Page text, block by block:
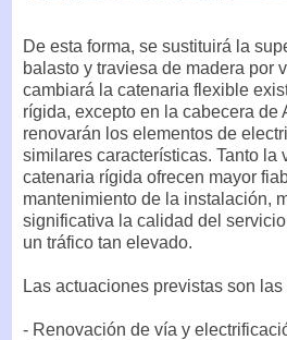
De esta forma, se sustituirá la
balasto y traviesa de madera por
cambiará la catenaria flexible
rígida, excepto en la cabecera de
renovarán los elementos de
similares características. Tanto la
catenaria rígida ofrecen mayor
mantenimiento de la instalación,
significativa la calidad del
un tráfico tan elevado.
Las actuaciones previstas son
- Renovación de vía y